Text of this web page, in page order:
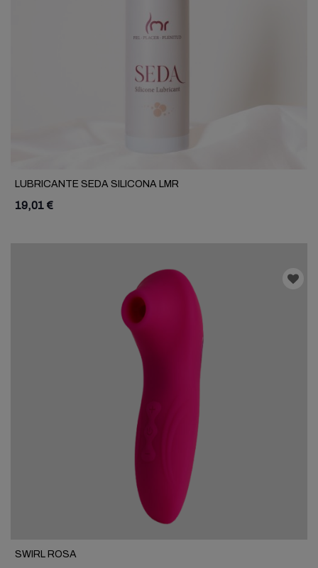
LUBRICANTE SEDA SILICONA LMR
19,01 €
SWIRL ROSA